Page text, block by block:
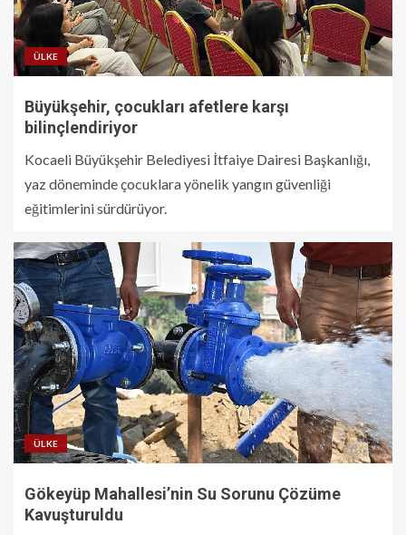
ÜLKE
Büyükşehir, çocukları afetlere karşı
bilinçlendiriyor
Kocaeli Büyükşehir Belediyesi İtfaiye Dairesi Başkanlığı,
yaz döneminde çocuklara yönelik yangın güvenliği
eğitimlerini sürdürüyor.
ÜLKE
Gökeyüp Mahallesi’nin Su Sorunu Çözüme
Kavuşturuldu